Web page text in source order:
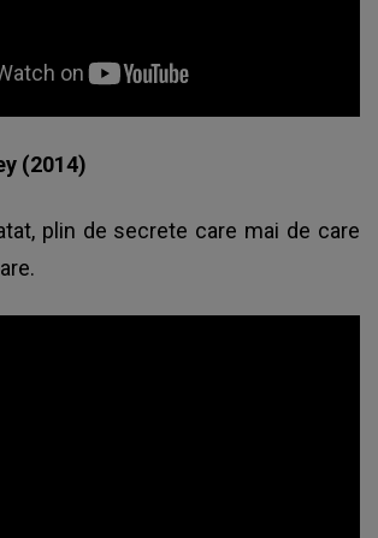
(2014)
plin de secrete care mai de care